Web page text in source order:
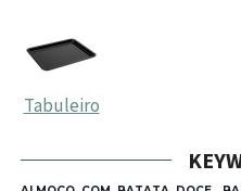
Tabuleiro